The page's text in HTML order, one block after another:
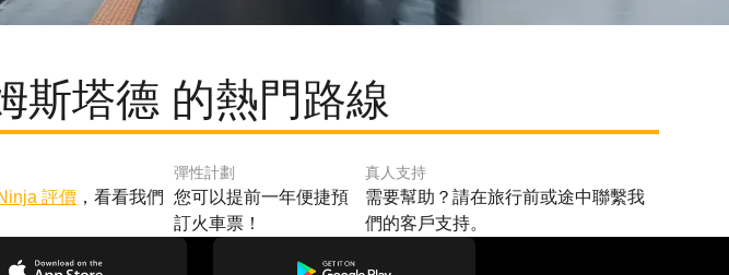
斯塔德 的熱門路線
評價，看看我們
彈性計劃
您可以提前一年便捷預
訂火車票！
真人支持
需要幫助？請在旅行前或途中聯繫我
們的客戶支持。